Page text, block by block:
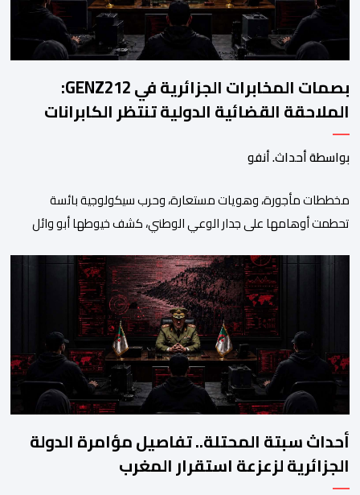
بصمات المخابرات الجزائرية في GENZ212:
الملاحقة القضائية الدولية تنتظر الكابرانات
بواسطة أحداث. أنفو
مخططات مأجورة، وهويات مستعارة، وحرب سيكولوجية بائسة
تحطمت أوهامها على جدار الوعي الوطني، كشف خيوطها أبو وائل
الأجهزة الأمنية المغربية لأحدث محاولات المخابرات العسكرية الجزائرية
استهداف امن المملكة واستقرارها. أكد أبو وائل الريفي أنه: “بعد
إجهاض مخططات الجارة التي تحركت سريعا عبر عملائها […]
أحداث سبتة المحتلة.. تفاصيل مؤامرة الدولة
الجزائرية لزعزعة استقرار المغرب